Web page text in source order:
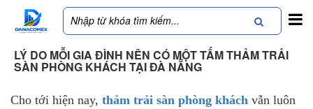
LÝ DO MỖI GIA ĐÌNH NÊN CÓ MỘT TẤM THẢM TRẢI
SÀN PHÒNG KHÁCH TẠI ĐÀ NẴNG
Cho tới hiện nay, thảm trải sàn phòng khách vẫn luôn